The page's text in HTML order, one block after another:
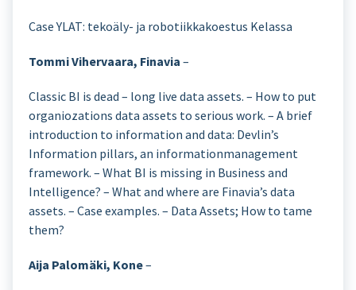
Case YLAT: tekoäly- ja robotiikkakoestus Kelassa
Tommi Vihervaara, Finavia –
Classic BI is dead – long live data assets. – How to put
organiozations data assets to serious work. – A brief
introduction to information and data: Devlin’s
Information pillars, an informationmanagement
framework. – What BI is missing in Business and
Intelligence? – What and where are Finavia’s data
assets. – Case examples. – Data Assets; How to tame
them?
Aija Palomäki, Kone–